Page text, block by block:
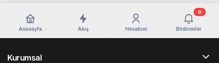
Anasayfa Akış Hesabım Bildirimler
0
Kurumsal